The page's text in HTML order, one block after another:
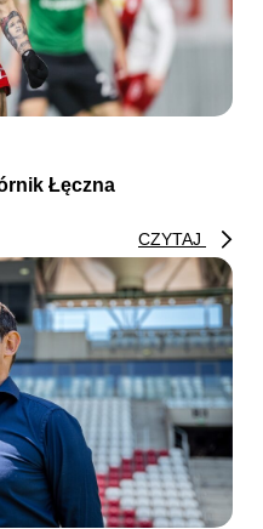
Łęczna
CZYTAJ